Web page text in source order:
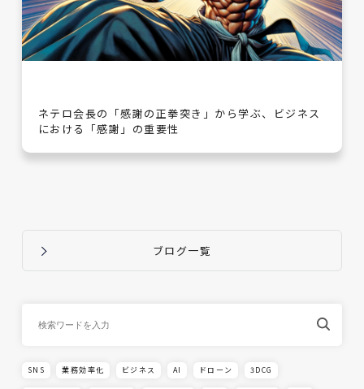
ネテロ会長の「感謝の正拳突き」から学ぶ、ビジネス
における「感謝」の重要性
ブログ一覧
SNS 業務効率化 ビジネス AI ドローン 3DCG